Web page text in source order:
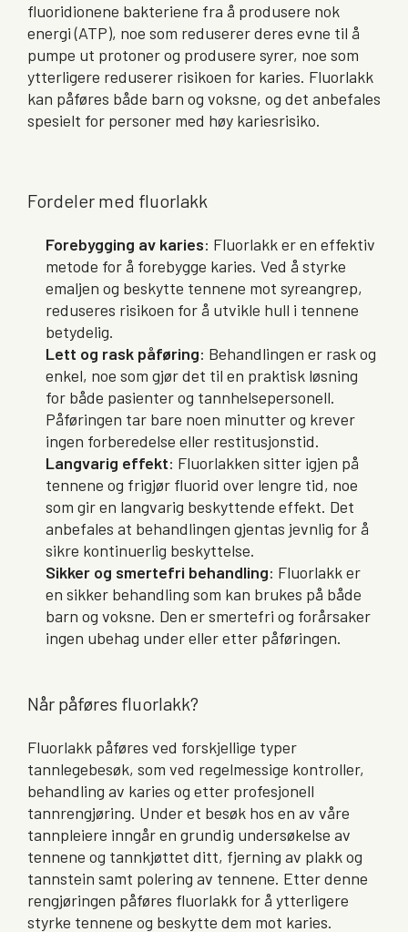
fluoridionene bakteriene fra å produsere nok
energi (ATP), noe som reduserer deres evne til å
pumpe ut protoner og produsere syrer, noe som
ytterligere reduserer risikoen for karies. Fluorlakk
kan påføres både barn og voksne, og det anbefales
spesielt for personer med høy kariesrisiko.
Fordeler med fluorlakk
Forebygging av karies: Fluorlakk er en effektiv
metode for å forebygge karies. Ved å styrke
emaljen og beskytte tennene mot syreangrep,
reduseres risikoen for å utvikle hull i tennene
betydelig.
Lett og rask påføring: Behandlingen er rask og
enkel, noe som gjør det til en praktisk løsning
for både pasienter og tannhelsepersonell.
Påføringen tar bare noen minutter og krever
ingen forberedelse eller restitusjonstid.
Langvarig effekt: Fluorlakken sitter igjen på
tennene og frigjør fluorid over lengre tid, noe
som gir en langvarig beskyttende effekt. Det
anbefales at behandlingen gjentas jevnlig for å
sikre kontinuerlig beskyttelse.
Sikker og smertefri behandling: Fluorlakk er
en sikker behandling som kan brukes på både
barn og voksne. Den er smertefri og forårsaker
ingen ubehag under eller etter påføringen.
Når påføres fluorlakk?
Fluorlakk påføres ved forskjellige typer
tannlegebesøk, som ved regelmessige kontroller,
behandling av karies og etter profesjonell
tannrengjøring. Under et besøk hos en av våre
tannpleiere inngår en grundig undersøkelse av
tennene og tannkjøttet ditt, fjerning av plakk og
tannstein samt polering av tennene. Etter denne
rengjøringen påføres fluorlakk for å ytterligere
styrke tennene og beskytte dem mot karies.